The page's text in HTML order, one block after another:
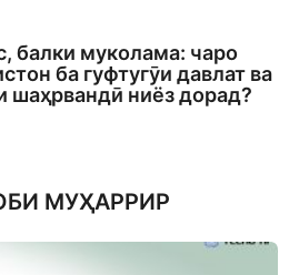
балки муколама: чаро
ба гуфтугӯи давлат ва
шаҳрвандӣ ниёз дорад?
МУҲАРРИР